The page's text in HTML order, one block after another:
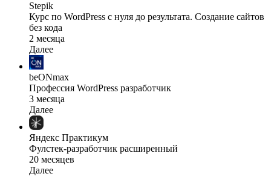
Stepik
Курс по WordPress с нуля до результата. Создание сайтов
без кода
2 месяца
Далее
beONmax
Профессия WordPress разработчик
3 месяца
Далее
Яндекс Практикум
Фулстек-разработчик расширенный
20 месяцев
Далее